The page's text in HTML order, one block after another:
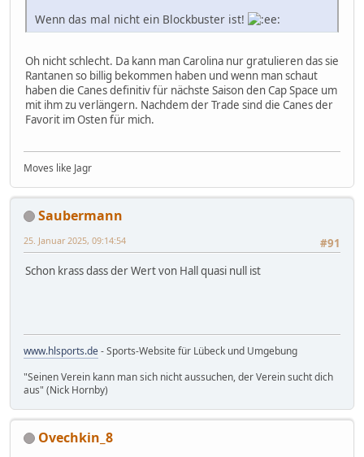
Wenn das mal nicht ein Blockbuster ist!
Oh nicht schlecht. Da kann man Carolina nur gratulieren das sie
Rantanen so billig bekommen haben und wenn man schaut
haben die Canes definitiv für nächste Saison den Cap Space um
mit ihm zu verlängern. Nachdem der Trade sind die Canes der
Favorit im Osten für mich.
Moves like Jagr
Saubermann
#91
25. Januar 2025, 09:14:54
Schon krass dass der Wert von Hall quasi null ist
www.hlsports.de- Sports-Website für Lübeck und Umgebung
"Seinen Verein kann man sich nicht aussuchen, der Verein sucht dich
aus" (Nick Hornby)
Ovechkin_8